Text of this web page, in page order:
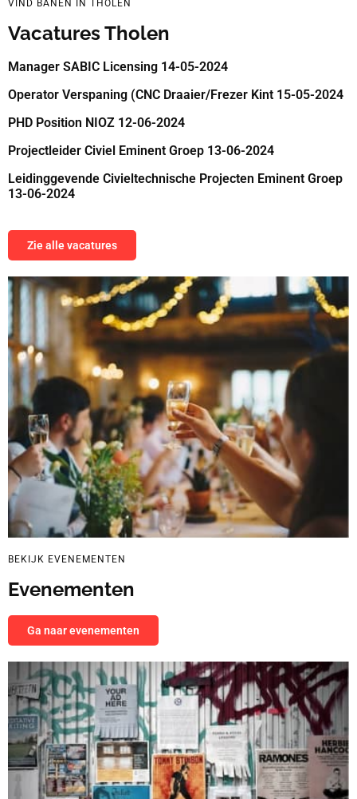
VIND BANEN IN THOLEN
Vacatures Tholen
Manager SABIC Licensing 14-05-2024
Operator Verspaning (CNC Draaier/Frezer Kint 15-05-2024
PHD Position NIOZ 12-06-2024
Projectleider Civiel Eminent Groep 13-06-2024
Leidinggevende Civieltechnische Projecten Eminent Groep
13-06-2024
Zie alle vacatures
BEKIJK EVENEMENTEN
Evenementen
Ga naar evenementen